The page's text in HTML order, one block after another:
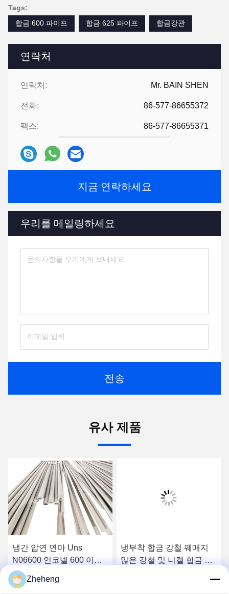
연락처
연락처: Mr. BAIN SHEN
전화: 86-577-86655372
팩스: 86-577-86655371
지금 연락하세요
우리를 메일링하세요
전송
Tags:
합금 600 파이프
합금 625 파이프 합금강관
유사 제품
냉간 압연 연마 Uns
N06600 인코넬 600 이음
매 없는 스테인리스 스틸
파이프
냉부착 합금 강철 꿰매지
않은 강철 및 니켈 합금 파
Zheheng